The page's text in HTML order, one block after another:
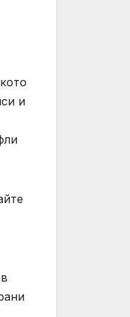
и